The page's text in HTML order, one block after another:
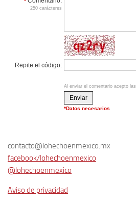
contacto@lohechoenmexico.mx
facebook/lohechoenmexico
@lohechoenmexico
Aviso de privacidad